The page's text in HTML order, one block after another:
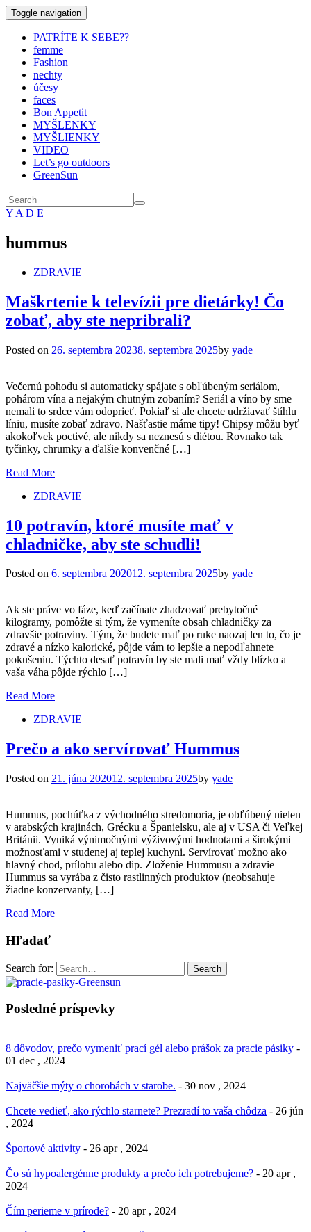
Toggle navigation
PATRÍTE K SEBE??
femme
Fashion
nechty
účesy
faces
Bon Appetit
MYŠLENKY
MYŠLIENKY
VIDEO
Let’s go outdoors
GreenSun
Y A D E
hummus
ZDRAVIE
Maškrtenie k televízii pre dietárky! Čo
zobať, aby ste nepribrali?
Posted on 26. septembra 20238. septembra 2025by yade
Večernú pohodu si automaticky spájate s obľúbeným seriálom,
pohárom vína a nejakým chutným zobaním? Seriál a víno by sme
nemali to srdce vám odoprieť. Pokiaľ si ale chcete udržiavať štíhlu
líniu, musíte zobať zdravo. Našťastie máme tipy! Chipsy môžu byť
akokoľvek poctivé, ale nikdy sa neznesú s diétou. Rovnako tak
tyčinky, chrumky a ďalšie konvenčné […]
Read More
ZDRAVIE
10 potravín, ktoré musíte mať v
chladničke, aby ste schudli!
Posted on 6. septembra 202012. septembra 2025by yade
Ak ste práve vo fáze, keď začínate zhadzovať prebytočné
kilogramy, pomôžte si tým, že vymeníte obsah chladničky za
zdravšie potraviny. Tým, že budete mať po ruke naozaj len to, čo je
zdravé a nízko kalorické, pôjde vám to lepšie a nepodľahnete
pokušeniu. Týchto desať potravín by ste mali mať vždy blízko a
vaša váha pôjde rýchlo […]
Read More
ZDRAVIE
Prečo a ako servírovať Hummus
Posted on 21. júna 202012. septembra 2025by yade
Hummus, pochúťka z východného stredomoria, je obľúbený nielen
v arabských krajinách, Grécku a Španielsku, ale aj v USA či Veľkej
Británii. Vyniká výnimočnými výživovými hodnotami a širokými
možnosťami v studenej aj teplej kuchyni. Servírovať možno ako
hlavný chod, prílohu alebo dip. Zloženie Hummusu a zdravie
Hummus sa vyrába z čisto rastlinných produktov (neobsahuje
žiadne konzervanty, […]
Read More
Hľadať
Search for: Search
Posledné príspevky
8 dôvodov, prečo vymeniť prací gél alebo prášok za pracie pásiky -
01 dec , 2024
Najväčšie mýty o chorobách v starobe. - 30 nov , 2024
Chcete vedieť, ako rýchlo starnete? Prezradí to vaša chôdza - 26 jún
, 2024
Športové aktivity - 26 apr , 2024
Čo sú hypoalergénne produkty a prečo ich potrebujeme? - 20 apr ,
2024
Čím perieme v prírode? - 20 apr , 2024